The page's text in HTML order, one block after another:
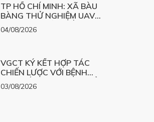
TP HỒ CHÍ MINH: XÃ BÀU
BÀNG THỬ NGHIỆM UAV
XÂY DỰNG BẢN ĐỒ 3D
04/08/2026
VGCT KÝ KẾT HỢP TÁC
CHIẾN LƯỢC VỚI BỆNH
VIỆN MẮT NGHỆ AN TRIỂN
KHAI DỰ ÁN GIÁC MẠC
03/08/2026